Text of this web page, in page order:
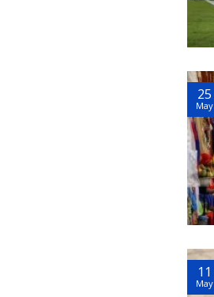
25
May
11
May